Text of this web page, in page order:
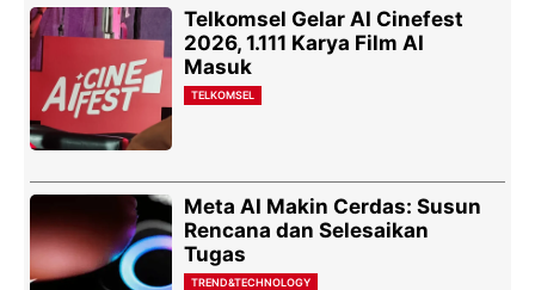
Telkomsel Gelar AI Cinefest
2026, 1.111 Karya Film AI
Masuk
TELKOMSEL
Meta AI Makin Cerdas: Susun
Rencana dan Selesaikan
Tugas
TREND&TECHNOLOGY